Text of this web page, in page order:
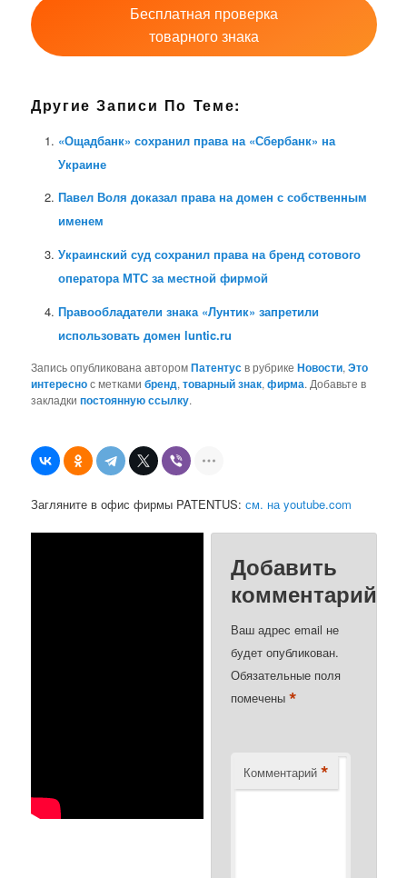
Бесплатная проверка
товарного знака
Другие Записи По Теме:
«Ощадбанк» сохранил права на «Сбербанк» на
Украине
Павел Воля доказал права на домен с собственным
именем
Украинский суд сохранил права на бренд сотового
оператора МТС за местной фирмой
Правообладатели знака «Лунтик» запретили
использовать домен luntic.ru
Запись опубликована авторомПатентусв рубрикеНовости,Это
интереснос меткамибренд,товарный знак,фирма. Добавьте в
закладкипостоянную ссылку.
Загляните в офис фирмы PATENTUS:см. на youtube.com
Добавить
комментарий
Ваш адрес email не
будет опубликован.
Обязательные поля
помечены*
Комментарий *